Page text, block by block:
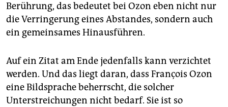
Berührung, das bedeutet bei Ozon eben nicht nur
die Verringerung eines Abstandes, sondern auch
ein gemeinsames Hinausführen.
Auf ein Zitat am Ende jedenfalls kann verzichtet
werden. Und das liegt daran, dass François Ozon
eine Bildsprache beherrscht, die solcher
Unterstreichungen nicht bedarf. Sie ist so